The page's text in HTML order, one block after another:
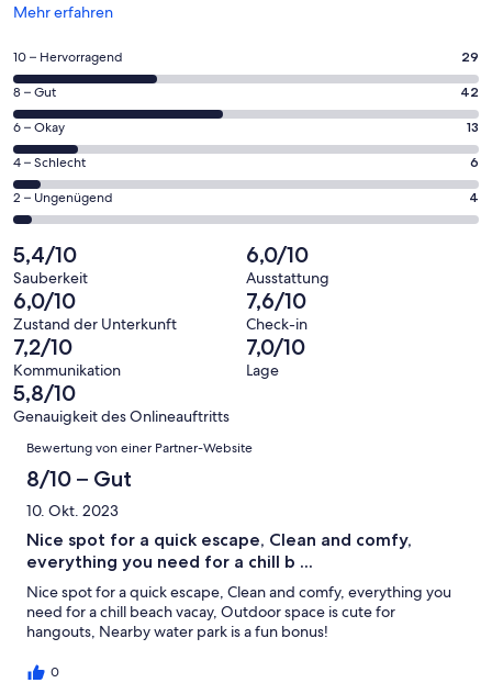
Mehr erfahren
Wird
einem
neuen
Fenster
geöffnet
29
von
insgesamt
94
Gästebewertungen
haben
eine
Bewertung
von
10
-
Hervorragend
10 – Hervorragend 29
42
von
insgesamt
94
Gästebewertungen
haben
Bewertung
von
8
-
Gut
8 – Gut 42
13
von
insgesamt
94
Gästebewertungen
haben
eine
Bewertung
von
6
-
Okay
6 – Okay 13
6
von
insgesamt
Gästebewertungen
haben
eine
Bewertung
von
4
-
Schlecht
4 – Schlecht 6
4
von
insgesamt
94
Gästebewertungen
haben
eine
Bewertung
von
2
Ungenügend
2 – Ungenügend 4
5,4/10
Sauberkeit
6,0/10
Ausstattung
6,0/10
Zustand der Unterkunft
7,6/10
Check-in
7,2/10
Kommunikation
7,0/10
Lage
5,8/10
Genauigkeit des Onlineauftritts
Bewertungen
Bewertung von einer Partner-Website
8/10 – Gut
10. Okt. 2023
Nice spot for a quick escape, Clean and comfy,
everything you need for a chill b ...
Nice spot for a quick escape, Clean and comfy, everything you
need for a chill beach vacay, Outdoor space is cute for
hangouts, Nearby water park is a fun bonus!
0